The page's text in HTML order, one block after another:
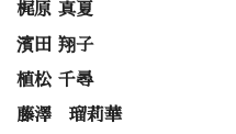
梶原 真夏
濱田 翔子
植松 千尋
藤澤 瑠莉華